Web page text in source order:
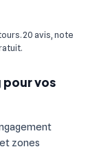
20 avis, note
pour vos
zones